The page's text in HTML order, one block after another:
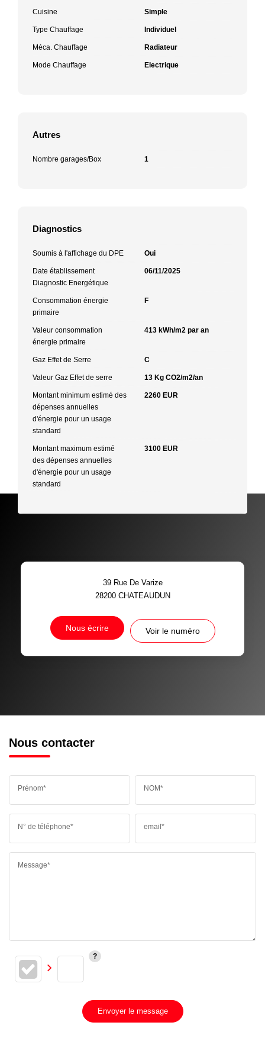
Cuisine Simple
Type Chauffage Individuel
Méca. Chauffage Radiateur
Mode Chauffage Electrique
Autres
Nombre garages/Box 1
Diagnostics
Soumis à l'affichage du DPE Oui
Date établissement
Diagnostic Energétique
06/11/2025
Consommation énergie
primaire
F
Valeur consommation
énergie primaire
413 kWh/m2 par an
Gaz Effet de Serre C
Valeur Gaz Effet de serre 13 Kg CO2/m2/an
Montant minimum estimé des
dépenses annuelles
d'énergie pour un usage
standard
2260 EUR
Montant maximum estimé
des dépenses annuelles
d'énergie pour un usage
standard
3100 EUR
39 Rue De Varize
28200 CHATEAUDUN
Nous écrire Voir le numéro
Nous contacter
Prénom* NOM*
N° de téléphone* email*
Message*
Envoyer le message